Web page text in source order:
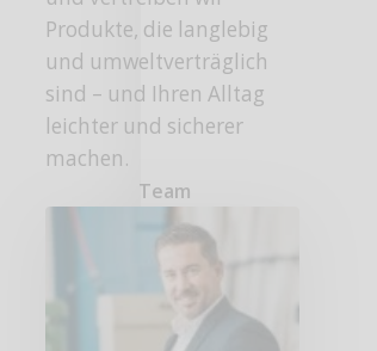
Produkte, die langlebig
und umweltverträglich
sind – und Ihren Alltag
leichter und sicherer
machen.
Team